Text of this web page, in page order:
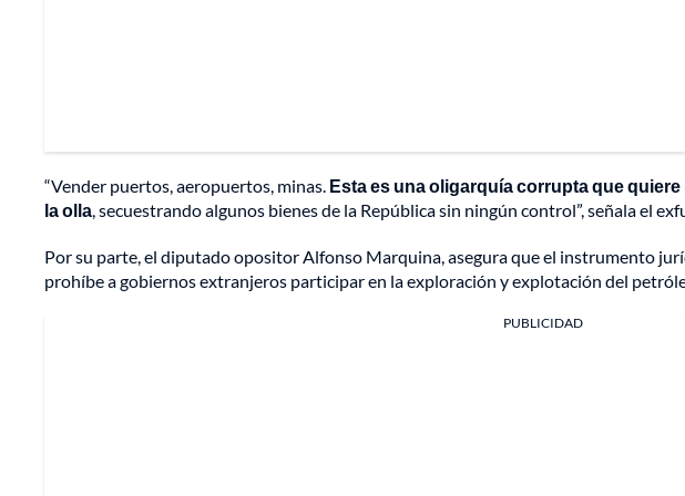
“Vender puertos, aeropuertos, minas. Esta es una oligarquía corrupta que
la olla, secuestrando algunos bienes de la República sin ningún control”, señala el
Por su parte, el diputado opositor Alfonso Marquina, asegura que el instrumento
prohíbe a gobiernos extranjeros participar en la exploración y explotación del
PUBLICIDAD